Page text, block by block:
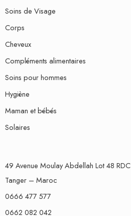
Soins de Visage
Corps
Cheveux
Compléments alimentaires
Soins pour hommes
Hygiène
Maman et bébés
Solaires
49 Avenue Moulay Abdellah Lot 48 RDC
Tanger – Maroc
0666 477 577
0662 082 042